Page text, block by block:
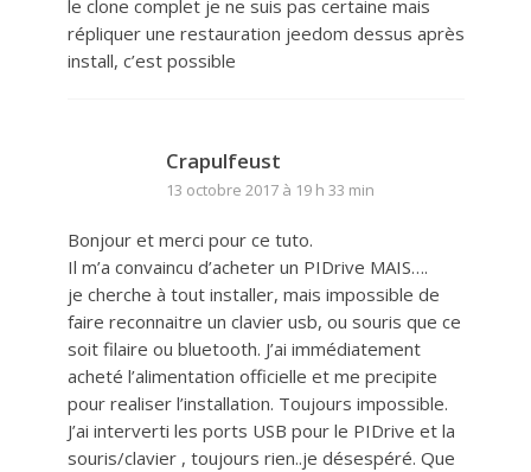
le clone complet je ne suis pas certaine mais
répliquer une restauration jeedom dessus après
install, c’est possible
Crapulfeust
13 octobre 2017 à 19 h 33 min
Bonjour et merci pour ce tuto.
Il m’a convaincu d’acheter un PIDrive MAIS….
je cherche à tout installer, mais impossible de
faire reconnaitre un clavier usb, ou souris que ce
soit filaire ou bluetooth. J’ai immédiatement
acheté l’alimentation officielle et me precipite
pour realiser l’installation. Toujours impossible.
J’ai interverti les ports USB pour le PIDrive et la
souris/clavier , toujours rien..je désespéré. Que